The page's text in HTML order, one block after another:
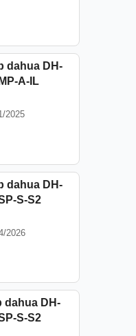
dahua DH-
A-IL
2025
dahua DH-
S-S2
2026
dahua DH-
S-S2